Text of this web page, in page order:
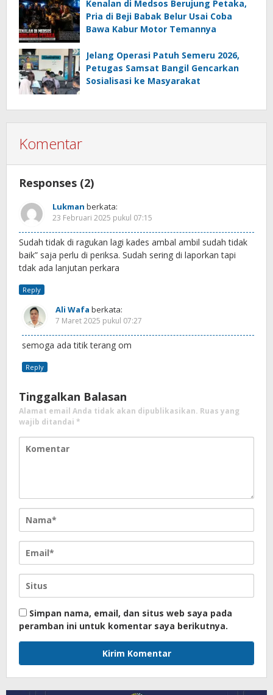
Kenalan di Medsos Berujung Petaka,
Pria di Beji Babak Belur Usai Coba
Bawa Kabur Motor Temannya
Jelang Operasi Patuh Semeru 2026,
Petugas Samsat Bangil Gencarkan
Sosialisasi ke Masyarakat
Komentar
Responses (2)
Lukman berkata:
23 Februari 2025 pukul 07:15
Sudah tidak di ragukan lagi kades ambal ambil sudah tidak
baik” saja perlu di periksa. Sudah sering di laporkan tapi
tdak ada lanjutan perkara
Reply
Ali Wafa berkata:
7 Maret 2025 pukul 07:27
semoga ada titik terang om
Reply
Tinggalkan Balasan
Alamat email Anda tidak akan dipublikasikan. Ruas yang
wajib ditandai *
Simpan nama, email, dan situs web saya pada
peramban ini untuk komentar saya berikutnya.